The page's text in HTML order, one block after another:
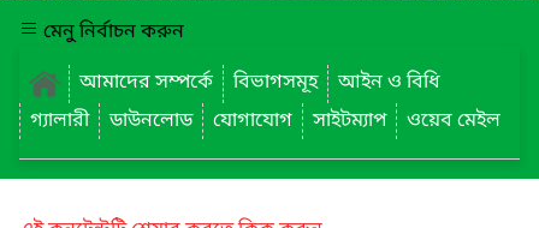
মেনু নির্বাচন করুন
আমাদের সম্পর্কে
বিভাগসমূহ
আইন ও বিধি
গ্যালারী
ডাউনলোড যোগাযোগ সাইটম্যাপ ওয়েব মেইল